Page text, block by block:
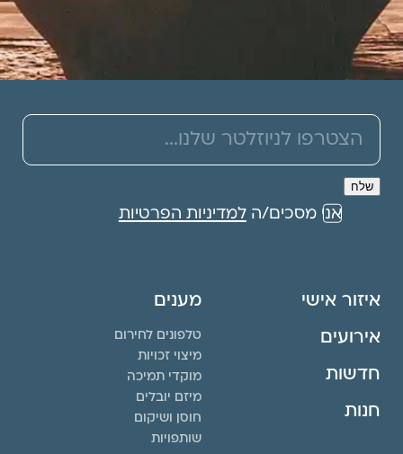
אני מסכים/הלמדיניות הפרטיות
איזור אישי
אירועים
חדשות
חנות
מענים
טלפונים לחירום
מיצוי זכויות
מוקדי תמיכה
מיזם יובלים
חוסן ושיקום
שותפויות